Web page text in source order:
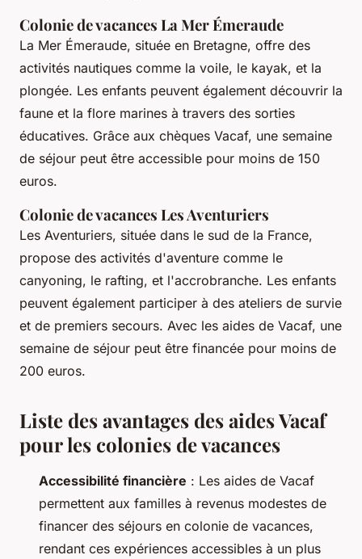
Colonie de vacances La Mer Émeraude
La Mer Émeraude, située en Bretagne, offre des
activités nautiques comme la voile, le kayak, et la
plongée. Les enfants peuvent également découvrir la
faune et la flore marines à travers des sorties
éducatives. Grâce aux chèques Vacaf, une semaine
de séjour peut être accessible pour moins de 150
euros.
Colonie de vacances Les Aventuriers
Les Aventuriers, située dans le sud de la France,
propose des activités d'aventure comme le
canyoning, le rafting, et l'accrobranche. Les enfants
peuvent également participer à des ateliers de survie
et de premiers secours. Avec les aides de Vacaf, une
semaine de séjour peut être financée pour moins de
200 euros.
Liste des avantages des aides Vacaf
pour les colonies de vacances
Accessibilité financière : Les aides de Vacaf
permettent aux familles à revenus modestes de
financer des séjours en colonie de vacances,
rendant ces expériences accessibles à un plus